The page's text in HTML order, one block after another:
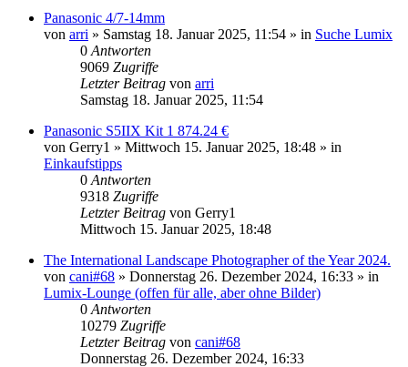
Panasonic 4/7-14mm
von arri » Samstag 18. Januar 2025, 11:54 » in Suche Lumix
0 Antworten
9069 Zugriffe
Letzter Beitrag von arri
Samstag 18. Januar 2025, 11:54
Panasonic S5IIX Kit 1 874.24 €
von Gerry1 » Mittwoch 15. Januar 2025, 18:48 » in
Einkaufstipps
0 Antworten
9318 Zugriffe
Letzter Beitrag von Gerry1
Mittwoch 15. Januar 2025, 18:48
The International Landscape Photographer of the Year 2024.
von cani#68 » Donnerstag 26. Dezember 2024, 16:33 » in
Lumix-Lounge (offen für alle, aber ohne Bilder)
0 Antworten
10279 Zugriffe
Letzter Beitrag von cani#68
Donnerstag 26. Dezember 2024, 16:33